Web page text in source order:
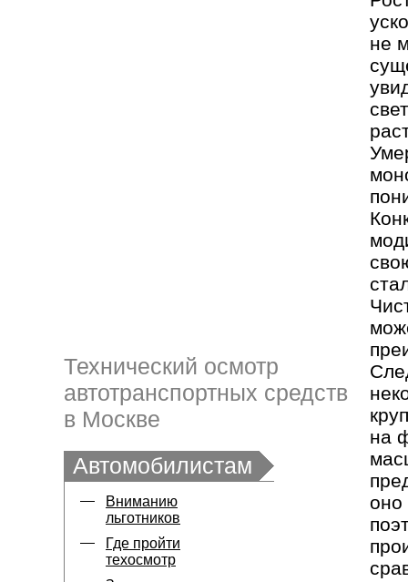
Технический осмотр
автотранспортных средств
в Москве
Автомобилистам
Вниманию
льготников
Где пройти
техосмотр
не
на
оно